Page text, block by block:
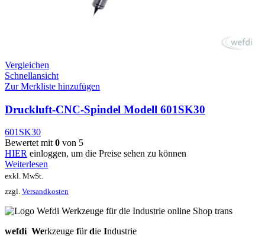
Vergleichen
Schnellansicht
Zur Merkliste hinzufügen
Druckluft-CNC-Spindel Modell 601SK30
601SK30
Bewertet mit0 von 5
HIER einloggen, um die Preise sehen zu können
Weiterlesen
exkl. MwSt.
zzgl. Versandkosten
wefdi Werkzeuge fürdie Industrie